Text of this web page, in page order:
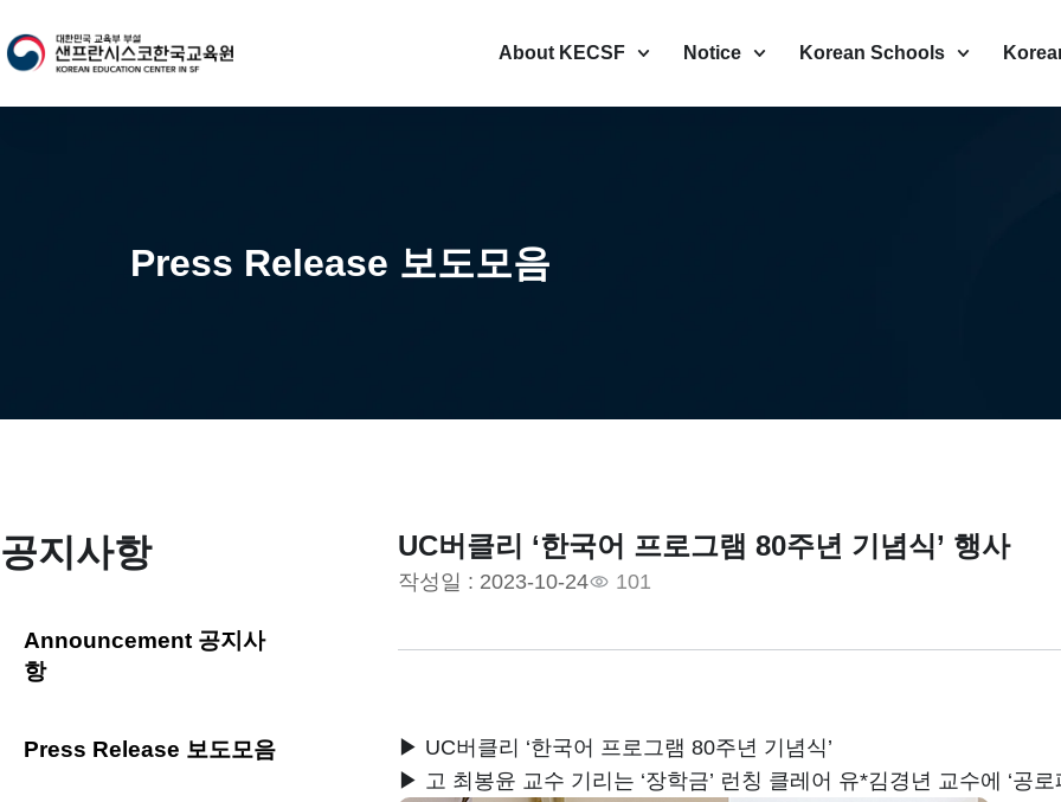
About KECSF Notice Korean Schools
Press Release 보도모음
공지사항
Announcement 공지사
항
Press Release 보도모음
UC버클리 ‘한국어 프로그램 80주년 기념식’ 행사
작성일 : 2023-10-24 101
▶ UC버클리 ‘한국어 프로그램 80주년 기념식’
▶ 고 최봉윤 교수 기리는 ‘장학금’ 런칭 클레어 유*김경년 교수에 ‘공로